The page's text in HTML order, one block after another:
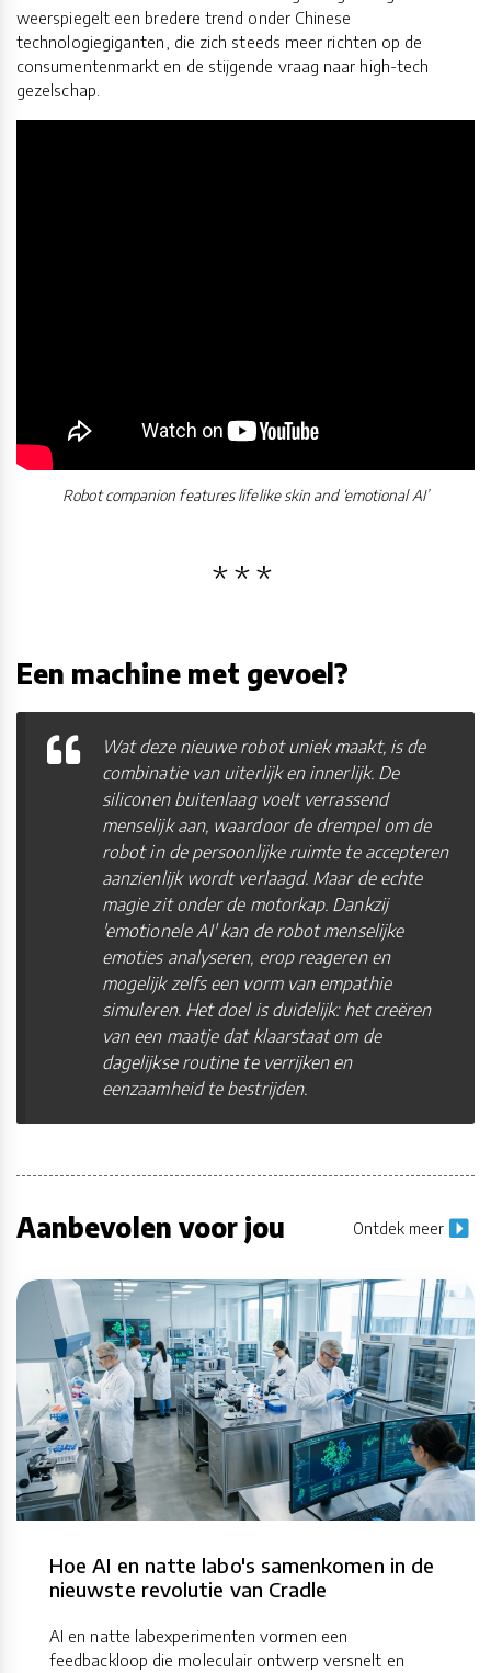
weerspiegelt een bredere trend onder Chinese
technologiegiganten, die zich steeds meer richten op de
consumentenmarkt en de stijgende vraag naar high-tech
gezelschap.
Robot companion features lifelike skin and ‘emotional AI’
Een machine met gevoel?
Wat deze nieuwe robot uniek maakt, is de
combinatie van uiterlijk en innerlijk. De
siliconen buitenlaag voelt verrassend
menselijk aan, waardoor de drempel om de
robot in de persoonlijke ruimte te accepteren
aanzienlijk wordt verlaagd. Maar de echte
magie zit onder de motorkap. Dankzij
'emotionele AI' kan de robot menselijke
emoties analyseren, erop reageren en
mogelijk zelfs een vorm van empathie
simuleren. Het doel is duidelijk: het creëren
van een maatje dat klaarstaat om de
dagelijkse routine te verrijken en
eenzaamheid te bestrijden.
Aanbevolen voor jou Ontdek meer
Hoe AI en natte labo's samenkomen in de
nieuwste revolutie van Cradle
AI en natte labexperimenten vormen een
feedbackloop die moleculair ontwerp versnelt en